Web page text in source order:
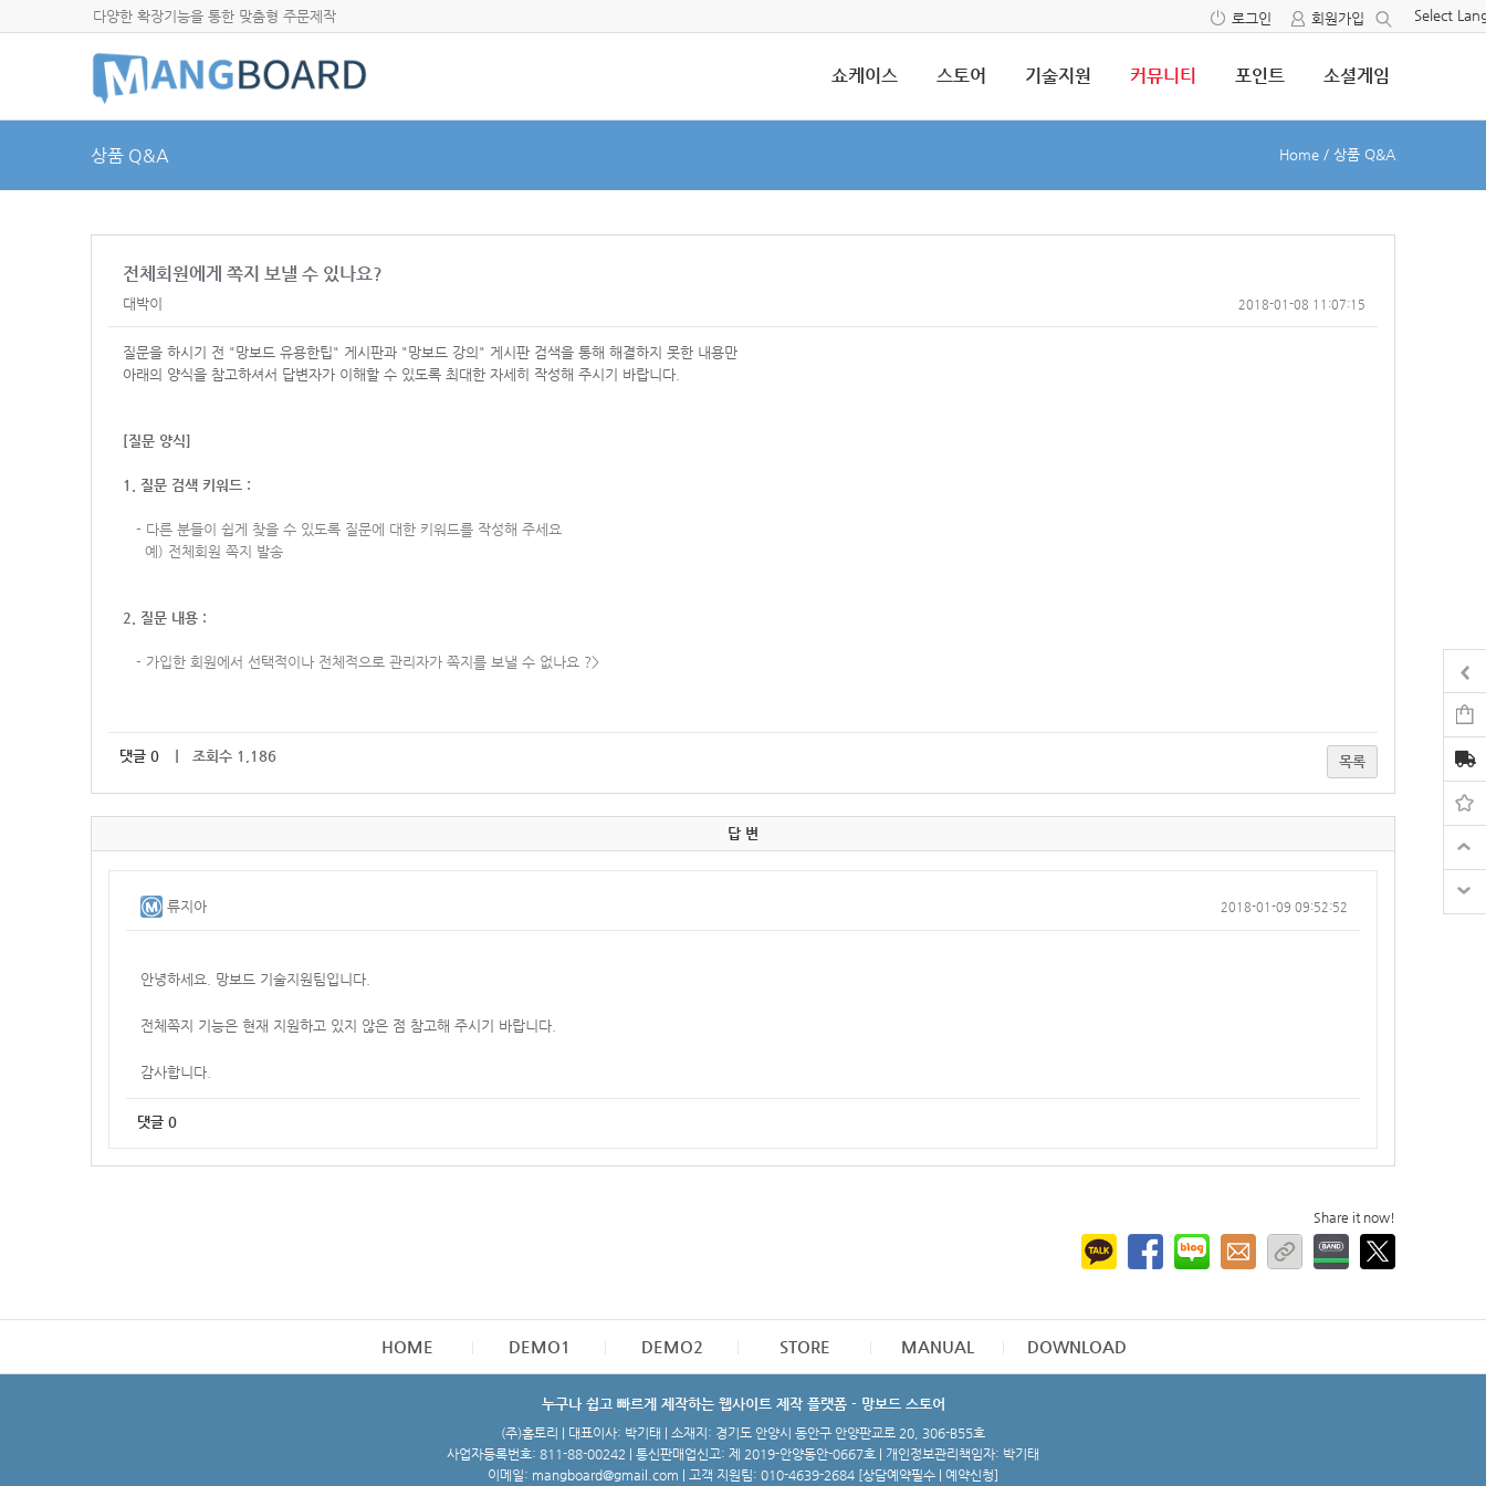
다양한 확장기능을 통한 맞춤형 주문제작 Select
로그인 회원가입
쇼케이스 스토어 기술지원 커뮤니티 포인트 소셜게임
상품 Q&A Home / 상품 Q&A
전체회원에게 쪽지 보낼 수 있나요?
대박이 2018-01-08 11:07:15
질문을 하시기 전 "망보드 유용한팁" 게시판과 "망보드 강의" 게시판 검색을 통해 해결하지 못한 내용만
아래의 양식을 참고하셔서 답변자가 이해할 수 있도록 최대한 자세히 작성해 주시기 바랍니다.
[질문 양식]
1. 질문 검색 키워드 :
- 다른 분들이 쉽게 찾을 수 있도록 질문에 대한 키워드를 작성해 주세요
예) 전체회원 쪽지 발송
2. 질문 내용 :
- 가입한 회원에서 선택적이나 전체적으로 관리자가 쪽지를 보낼 수 없나요 ?>
댓글 0 ｜ 조회수 1,186 목록
답 변
류지아 2018-01-09 09:52:52
안녕하세요. 망보드 기술지원팀입니다.
전체쪽지 기능은 현재 지원하고 있지 않은 점 참고해 주시기 바랍니다.
감사합니다.
댓글 0
Share it now!
HOME DEMO1 DEMO2 STORE MANUAL DOWNLOAD
누구나 쉽고 빠르게 제작하는 웹사이트 제작 플랫폼 - 망보드 스토어
(주)홈토리 | 대표이사: 박기태 | 소재지: 경기도 안양시 동안구 안양판교로 20, 306-B55호
사업자등록번호: 811-88-00242 | 통신판매업신고: 제 2019-안양동안-0667호 | 개인정보관리책임자: 박기태
이메일: mangboard@gmail.com | 고객 지원팀: 010-4639-2684 [상담예약필수 | 예약신청]